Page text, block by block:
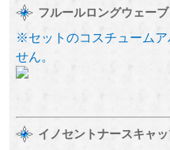
フルールロングウェーブ
※セットのコスチュームア
せん。
イノセントナースキャッ